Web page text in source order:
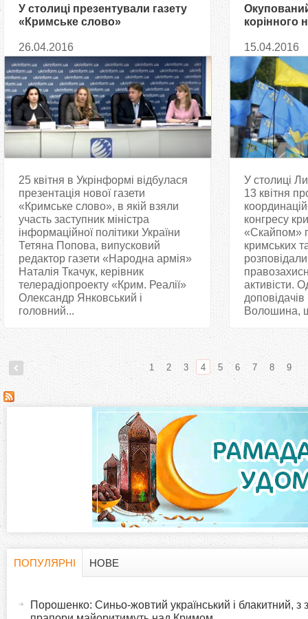
У столиці презентували газету
«Кримське слово»
26.04.2016
25 квітня в Укрінформі відбулася
презентація нової газети
«Кримське слово», в якій взяли
участь заступник міністра
інформаційної політики України
Тетяна Попова, випусковий
редактор газети «Народна армія»
Наталія Ткачук, керівник
телерадіопроекту «Крим. Реалії»
Олександр Янковський і
головний...
корінного
15.04.2016
У столиці
13 квітня
конгресу
«Скайпом»
кримських
розповідали
активісти.
Волошина,
С
1 2 3 4 5 6 7 8 9
ПОПУЛЯРНІ
НОВЕ
Порошенко: Синьо-жовтий український і блакитний, з